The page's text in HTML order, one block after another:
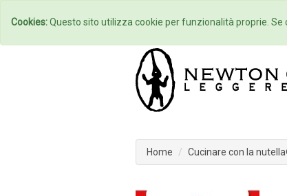
Home
Home Cucinare con la
Cookies:Questo sito utilizza cookie per funzionalità proprie.